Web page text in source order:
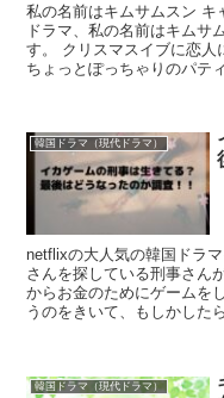
私の名前はキムサムスン キ
ドラマ、私の名前はキムサ
す。 クリスマスイブに恋人
ちょっとぽっちゃりのパテ
韓国ドラマ（現代ドラマ）
netflixの大人気の韓国ドラ
さんを探している刑事さん
からお金のためにゲームを
うのをきいて、もしかした
韓国ドラマ（現代ドラマ）